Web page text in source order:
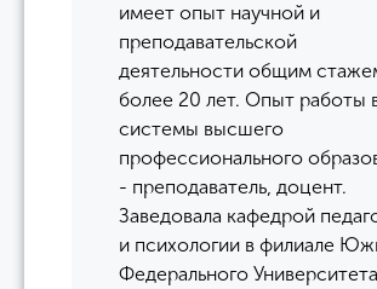
имеет опыт научной и
преподавательской
деятельности общим
более 20 лет. Опыт работы
системы высшего
профессионального
- преподаватель, доцент.
Заведовала кафедрой
и психологии в филиале
Федерального Университета